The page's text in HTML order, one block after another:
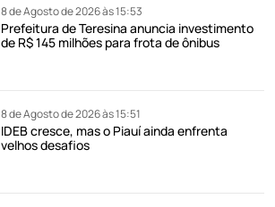
8 de Agosto de 2026 às 15:53
Prefeitura de Teresina anuncia investimento
de R$ 145 milhões para frota de ônibus
8 de Agosto de 2026 às 15:51
IDEB cresce, mas o Piauí ainda enfrenta
velhos desafios